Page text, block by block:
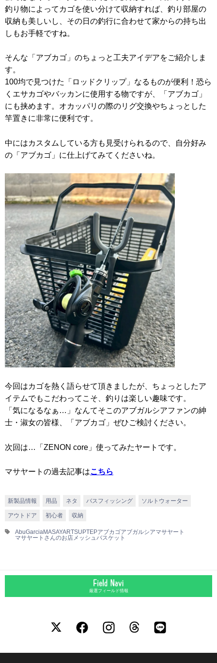
釣り物によってカゴを使い分けて収納すれば、釣り部屋の
収納も美しいし、その日の釣行に合わせて家からの持ち出
しもお手軽ですね。
そんな「アブカゴ」のちょっと工夫アイデアをご紹介しま
す。
100均で見つけた「ロッドクリップ」なるものが便利！恐ら
くエサカゴやバッカンに使用する物ですが、「アブカゴ」
にも挟めます。オカッパリの際のリグ交換やちょっとした
竿置きに非常に便利です。
中にはカスタムしている方も見受けられるので、自分好み
の「アブカゴ」に仕上げてみてくださいね。
今回はカゴを熱く語らせて頂きましたが、ちょっとしたア
イテムでもこだわってこそ、釣りは楽しい趣味です。
「気になるなぁ…」なんてそこのアブガルシアファンの紳
士・淑女の皆様、「アブカゴ」ぜひご検討ください。
次回は…「ZENON core」使ってみたヤートです。
マサヤートの過去記事はこちら
新製品情報 用品 ネタ バスフィッシング ソルトウォーター
アウトドア 初心者 収納
AbuGarciaMASAYARTSUPTEPアブカゴアブガルシアマサヤート
マサヤートさんのお店 メッシュバスケット
厳選フィールド情報